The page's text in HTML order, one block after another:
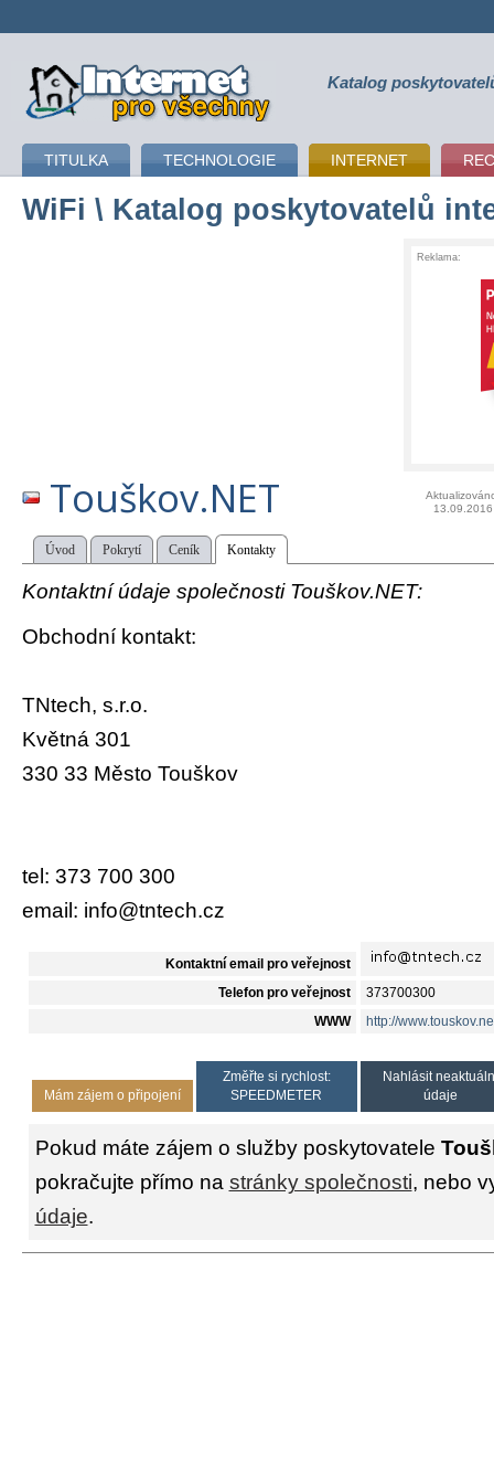
připojení k internetu Katalog
TITULKA TECHNOLOGIE INTERNET
WiFi \ Katalog poskytovatelů
Reklama:
Touškov.NET
13.09.2016
Úvod Pokrytí Ceník Kontakty
Kontaktní údaje společnosti Touškov.NET:
Obchodní kontakt:
TNtech, s.r.o.
Květná 301
330 33 Město Touškov
tel: 373 700 300
email: info@tntech.cz
Kontaktní email pro veřejnost
Telefon pro veřejnost 373700300
WWW http://
Mám zájem o připojení
Změřte si rychlost:
SPEEDMETER
Nahlásit
údaje
Pokud máte zájem o služby poskytovatele
pokračujte přímo na stránky společnosti, nebo
údaje.